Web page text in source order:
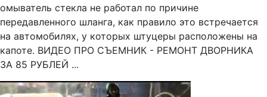
омыватель стекла не работал по причине
передавленного шланга, как правило это встречается
на автомобилях, у которых штуцеры расположены на
капоте. ВИДЕО ПРО СЪЕМНИК - РЕМОНТ ДВОРНИКА
ЗА 85 РУБЛЕЙ ...